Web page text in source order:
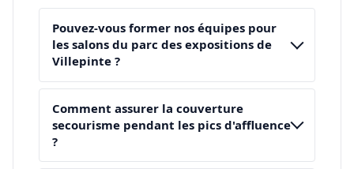
Pouvez-vous former nos équipes pour
les salons du parc des expositions de
Villepinte ?
Comment assurer la couverture
secourisme pendant les pics d'affluence
?